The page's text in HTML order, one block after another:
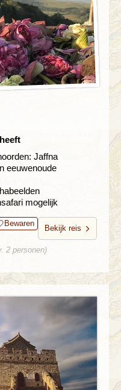
Jaffna
eeuwenoude
mogelijk
Bewaren
Bekijk reis
2 personen)